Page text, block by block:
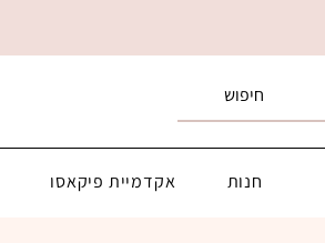
חנות אקדמיית פיקאסו